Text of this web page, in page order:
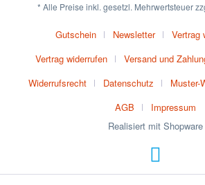
* Alle Preise inkl. gesetzl. Mehrwertsteuer
Gutschein Newsletter
Vertrag
Vertrag widerrufen
Versand und
Widerrufsrecht
Datenschutz
Muster-
AGB
Impressum
Realisiert mit Shopware